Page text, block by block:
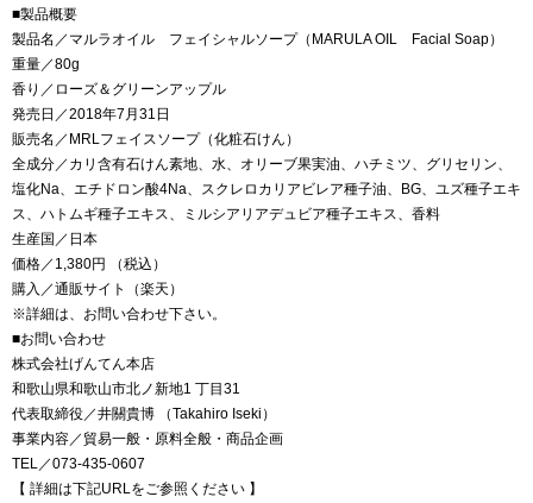
■製品概要
製品名／マルラオイル フェイシャルソープ（MARULA OIL Facial Soap）
重量／80g
香り／ローズ＆グリーンアップル
発売日／2018年7月31日
販売名／MRLフェイスソープ（化粧石けん）
全成分／カリ含有石けん素地、水、オリーブ果実油、ハチミツ、グリセリン、
塩化Na、エチドロン酸4Na、スクレロカリアビレア種子油、BG、ユズ種子エキ
ス、ハトムギ種子エキス、ミルシアリアデュビア種子エキス、香料
生産国／日本
価格／1,380円 （税込）
購入／通販サイト（楽天）
※詳細は、お問い合わせ下さい。
■お問い合わせ
株式会社げんてん本店
和歌山県和歌山市北ノ新地1 丁目31
代表取締役／井關貴博 （Takahiro Iseki）
事業内容／貿易一般・原料全般・商品企画
TEL／073-435-0607
【 詳細は下記URLをご参照ください 】